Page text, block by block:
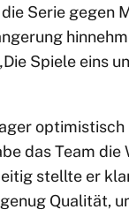
Serie gegen
Spiele eins
das Team
stellte er
Qualität,